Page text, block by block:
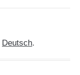
Deutsch.